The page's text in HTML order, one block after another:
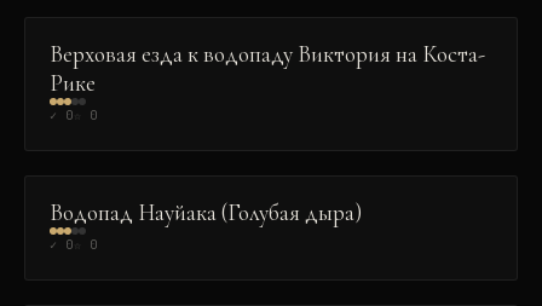
Верховая езда к водопаду Виктория на Коста-
Рике
✓ 0 0
ПРИРОДА
Водопад Науйака (Голубая дыра)
✓ 0 0
ГАСТРОНОМИЯ